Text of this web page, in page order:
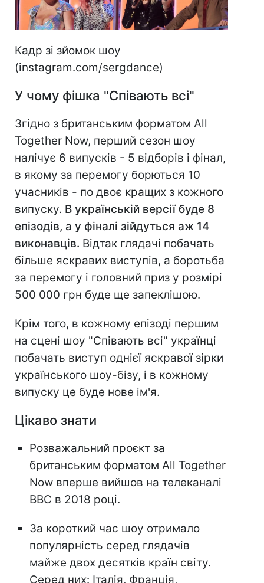
Кадр зі зйомок шоу
(instagram.com/sergdance)
У чому фішка "Співають всі"
Згідно з британським форматом All
Together Now, перший сезон шоу
налічує 6 випусків - 5 відборів і фінал,
в якому за перемогу борються 10
учасників - по двоє кращих з кожного
випуску. В українській версії буде 8
епізодів, а у фіналі зійдуться аж 14
виконавців. Відтак глядачі побачать
більше яскравих виступів, а боротьба
за перемогу і головний приз у розмірі
500 000 грн буде ще запеклішою.
Крім того, в кожному епізоді першим
на сцені шоу "Співають всі" українці
побачать виступ однієї яскравої зірки
українського шоу-бізу, і в кожному
випуску це буде нове ім'я.
Цікаво знати
Розважальний проєкт за
британським форматом All Together
Now вперше вийшов на телеканалі
BBC в 2018 році.
За короткий час шоу отримало
популярність серед глядачів
майже двох десятків країн світу.
Серед них: Італія, Франція,